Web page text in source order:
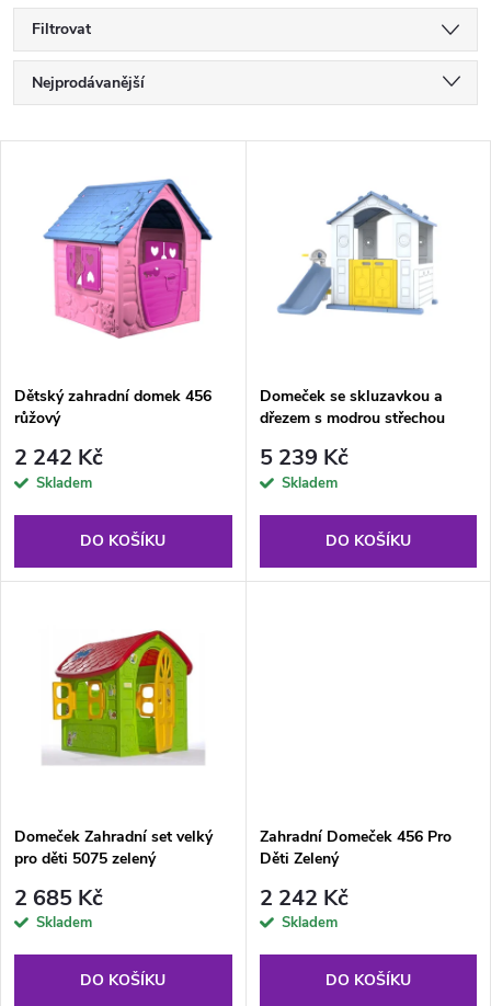
Filtrovat
Ř
a
p
r
o
d
Nejprodávanější
Abecedně
s
p
r
ů
Dětský zahradní domek 456
růžový
2 242 Kč
Skladem
DO KOŠÍKU
Domeček se skluzavkou a
dřezem s modrou střechou
5 239 Kč
Skladem
DO KOŠÍKU
Domeček Zahradní set velký
pro děti 5075 zelený
2 685 Kč
Skladem
DO KOŠÍKU
Zahradní Domeček 456 Pro
Děti Zelený
2 242 Kč
Skladem
DO KOŠÍKU